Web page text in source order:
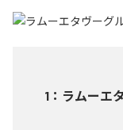
1 ： ラムーエ